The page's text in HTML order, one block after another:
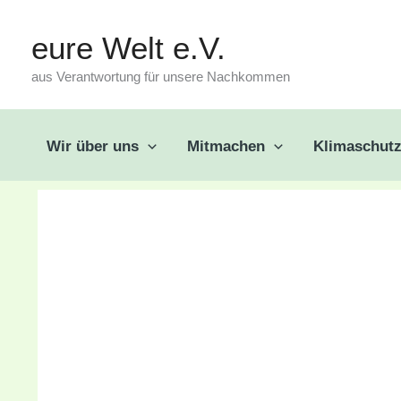
Inhalteure Welt e.V.
aus Verantwortung für unsere Nachkommen
Wir über uns Mitmachen